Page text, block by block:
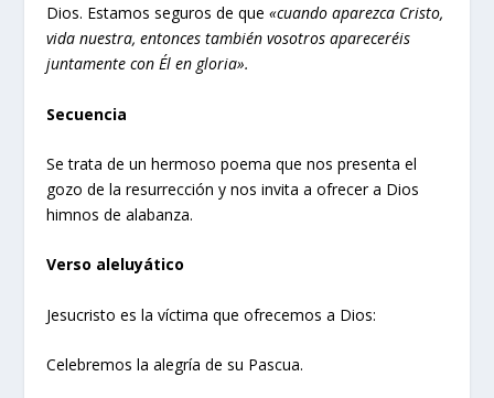
Dios. Estamos seguros de que«cuando aparezca Cristo,
vida nuestra, entonces también vosotros apareceréis
juntamente con Él en gloria».
Secuencia
Se trata de un hermoso poema que nos presenta el
gozo de la resurrección y nos invita a ofrecer a Dios
himnos de alabanza.
Verso aleluyático
Jesucristo es la víctima que ofrecemos a Dios:
Celebremos la alegría de su Pascua.